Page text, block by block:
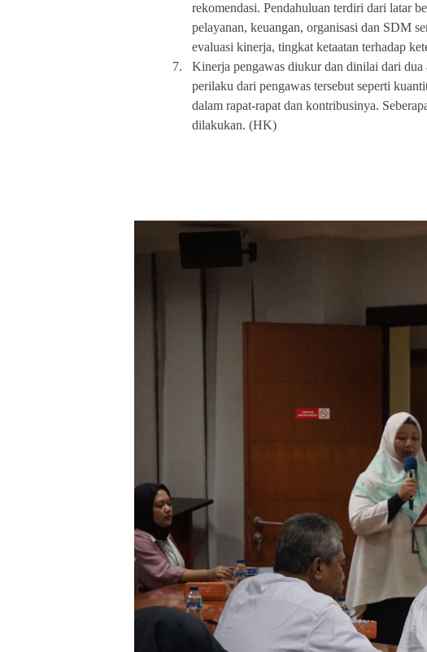
rekomendasi. Pendahuluan terdiri dari latar
pelayanan, keuangan, organisasi dan SDM
evaluasi kinerja, tingkat ketaatan terhadap
7.
Kinerja pengawas diukur dan dinilai dari dua
perilaku dari pengawas tersebut seperti
dalam rapat-rapat dan kontribusinya.
dilakukan. (HK)